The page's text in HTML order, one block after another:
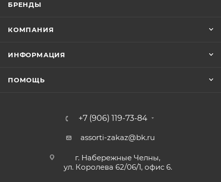
БРЕНДЫ
КОМПАНИЯ
ИНФОРМАЦИЯ
ПОМОЩЬ
+7 (906) 119-73-84
assorti-zakaz@bk.ru
г. Набережные Челны,
ул. Королева 62/06/1, офис 6.